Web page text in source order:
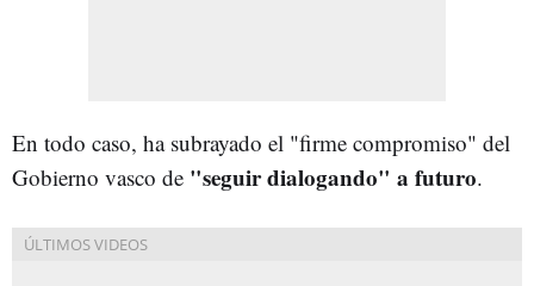
En todo caso, ha subrayado el "firme compromiso" del
Gobierno vasco de "seguir dialogando" a futuro.